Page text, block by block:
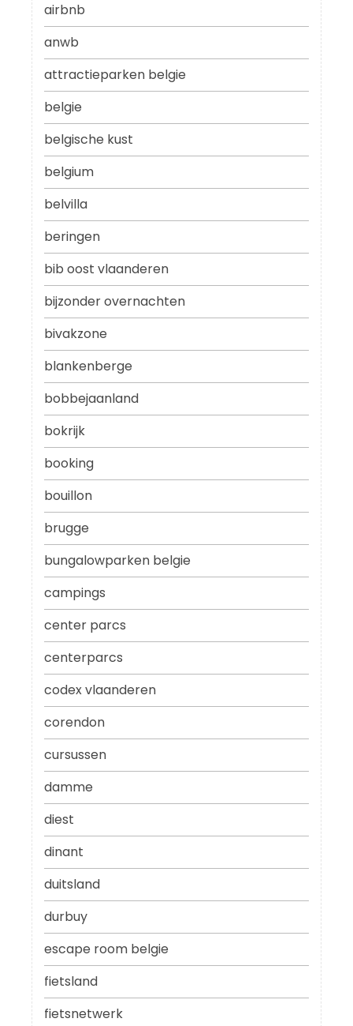
airbnb
anwb
attractieparken belgie
belgie
belgische kust
belgium
belvilla
beringen
bib oost vlaanderen
bijzonder overnachten
bivakzone
blankenberge
bobbejaanland
bokrijk
booking
bouillon
brugge
bungalowparken belgie
campings
center parcs
centerparcs
codex vlaanderen
corendon
cursussen
damme
diest
dinant
duitsland
durbuy
escape room belgie
fietsland
fietsnetwerk